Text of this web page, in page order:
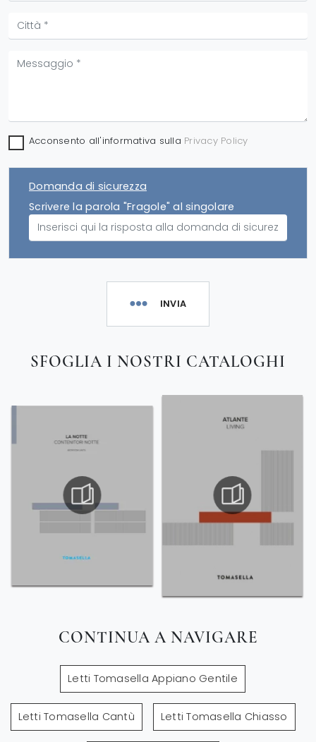
Acconsento all'informativa sulla Privacy Policy
Domanda di sicurezza
Scrivere la parola "Fragole" al singolare
INVIA
SFOGLIA I NOSTRI CATALOGHI
CONTINUA A NAVIGARE
Letti Tomasella Appiano Gentile
Letti Tomasella Cantù Letti Tomasella Chiasso